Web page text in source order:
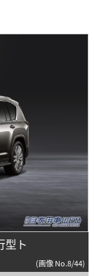
型ト
(画像 No.8/44)